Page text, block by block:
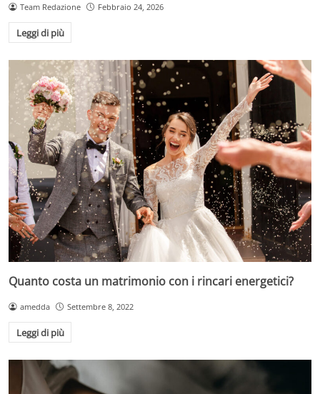
Team Redazione Febbraio 24, 2026
Leggi di più
Quanto costa un matrimonio con i rincari energetici?
amedda Settembre 8, 2022
Leggi di più